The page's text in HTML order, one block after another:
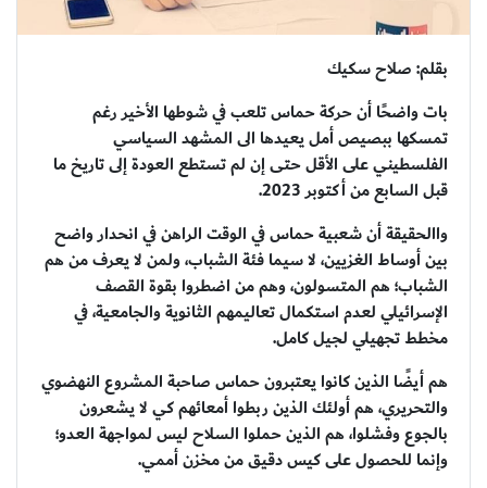
بقلم: صلاح سكيك
بات واضحًا أن حركة حماس تلعب في شوطها الأخير رغم
تمسكها ببصيص أمل يعيدها الى المشهد السياسي
الفلسطيني على الأقل حتى إن لم تستطع العودة إلى تاريخ ما
قبل السابع من أكتوبر 2023.
واالحقيقة أن شعبية حماس في الوقت الراهن في انحدار واضح
بين أوساط الغزيين، لا سيما فئة الشباب، ولمن لا يعرف من هم
الشباب؛ هم المتسولون، وهم من اضطروا بقوة القصف
الإسرائيلي لعدم استكمال تعاليمهم الثانوية والجامعية، في
مخطط تجهيلي لجيل كامل.
هم أيضًا الذين كانوا يعتبرون حماس صاحبة المشروع النهضوي
والتحريري، هم أولئك الذين ربطوا أمعائهم كي لا يشعرون
بالجوع وفشلوا، هم الذين حملوا السلاح ليس لمواجهة العدو؛
وإنما للحصول على كيس دقيق من مخزن أممي.